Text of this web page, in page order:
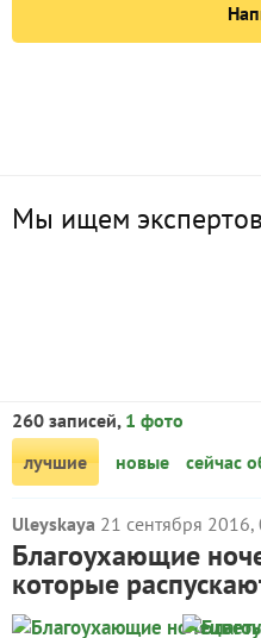
Мы ищем экспертов
260 записей, 1 фото
лучшие
новые сейчас
Uleyskaya 21 сентября
Благоухающие
которые